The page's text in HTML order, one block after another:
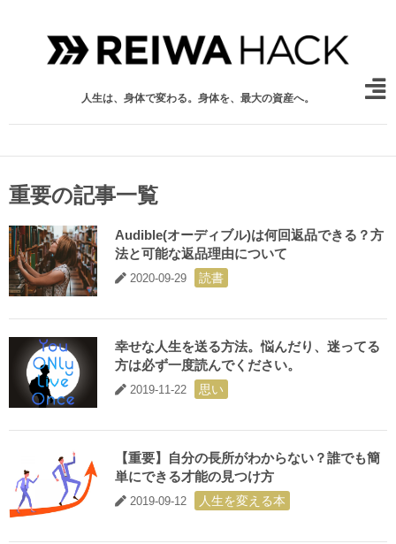
人生は、身体で変わる。身体を、最大の資産へ。
重要の記事一覧
Audible(オーディブル)は何回返品できる？方
法と可能な返品理由について
2020-09-29 読書
幸せな人生を送る方法。悩んだり、迷ってる
方は必ず一度読んでください。
2019-11-22 思い
【重要】自分の長所がわからない？誰でも簡
単にできる才能の見つけ方
2019-09-12 人生を変える本